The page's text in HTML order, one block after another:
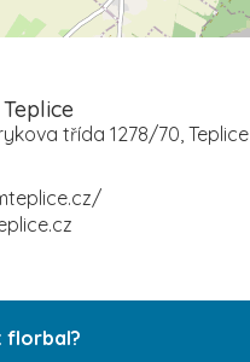
třída 1278/70, Teplice
florbal?